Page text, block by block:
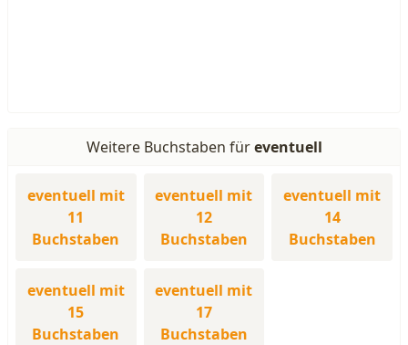
Weitere Buchstaben füreventuell
eventuell mit
11
Buchstaben
eventuell mit
12
Buchstaben
eventuell mit
14
Buchstaben
eventuell mit
15
Buchstaben
eventuell mit
17
Buchstaben